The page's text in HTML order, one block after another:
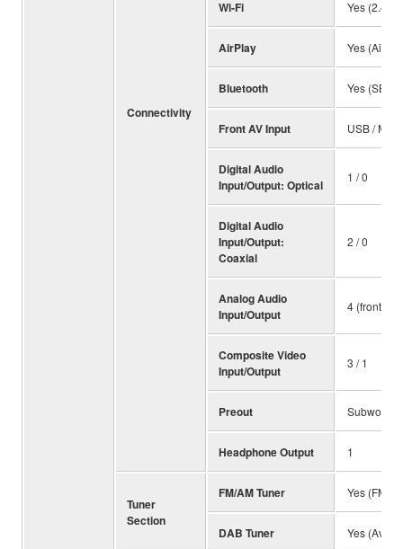
Connectivity
Wi-Fi Yes (2.4 /
AirPlay Yes
Bluetooth Yes (SBC /
Front AV Input USB / Mini
Digital Audio
Input/Output: Optical
1 / 0
Digital Audio
Input/Output:
Coaxial
2 / 0
Analog Audio
Input/Output
4 (front 1) /
Composite Video
Input/Output
3 / 1
Preout Subwoofer
Headphone Output 1
Tuner
Section
FM/AM Tuner Yes (FM
DAB Tuner Yes